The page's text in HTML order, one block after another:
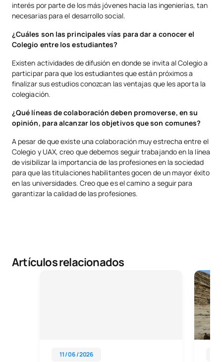
interés por parte de los más jóvenes hacia las ingenierías, tan
necesarias para el desarrollo social.
¿Cuáles son las principales vías para dar a conocer el
Colegio entre los estudiantes?
Existen actividades de difusión en donde se invita al Colegio a
participar para que los estudiantes que están próximos a
finalizar sus estudios conozcan las ventajas que les aporta la
colegiación.
¿Qué líneas de colaboración deben promoverse, en su
opinión, para alcanzar los objetivos que son comunes?
A pesar de que existe una colaboración muy estrecha entre el
Colegio y UAX, creo que debemos seguir trabajando en la línea
de visibilizar la importancia de las profesiones en la sociedad
para que las titulaciones habilitantes gocen de un mayor éxito
en las universidades. Creo que es el camino a seguir para
garantizar la calidad de las profesiones.
Artículos relacionados
11 / 06 / 2026